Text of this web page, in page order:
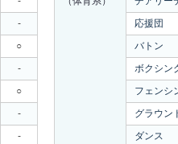
-
○
-
○
-
-
応援団
バトン
ボクシン
フェンシ
グラウン
ダンス